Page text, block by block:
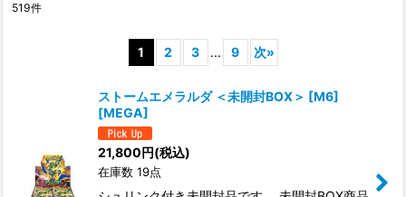
絞り込む
519件
1 2 3 ... 9 次»
ストームエメラルダ ＜未開封BOX＞ [M6]
[MEGA]
21,800円(税込)
在庫数 19点